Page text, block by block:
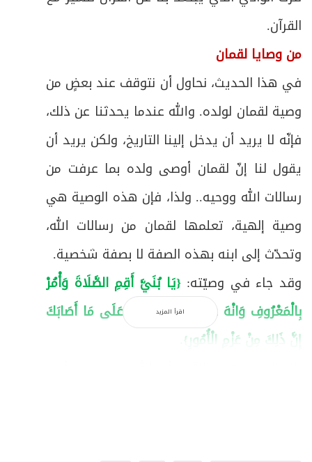
القرآن.
من وصايا لقمان
في هذا الحديث، نحاول أن نتوقف عند بعضٍ من
وصية لقمان لولده. والله عندما يحدثنا عن ذلك،
فإنّه لا يريد أن يدخل إلينا التاريخ، ولكن يريد أن
يقول لنا إنّ لقمان أوصى ولده بما عرفت من
رسالات الله ووحيه.. ولذا، فإن هذه الوصية هي
وصية إلهية، تعلمها لقمان من رسالات الله،
وتحدّث إلى ابنه بهذه الصفة لا بصفة شخصية.
وقد جاء في وصيّته:{يَا بُنَيَّ أَقِمِ الصَّلَاةَ وَأْمُرْ
بِالْمَعْرُوفِ وَانْهَ عَنِ الْمُنْكَرِ وَاصْبِرْ عَلَى مَا أَصَابَكَ
إِنَّ ذَلِكَ مِنْ عَزْمِ الْأُمُورِ}.
اقرأ المزيد